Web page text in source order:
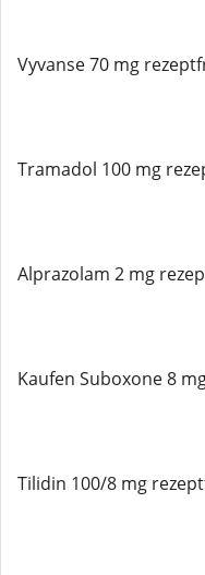
Vyvanse 70 mg
Tramadol 100 mg
Alprazolam 2 mg
Kaufen Suboxone 8
Tilidin 100/8 mg